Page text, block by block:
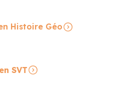
Histoire Géo
SVT